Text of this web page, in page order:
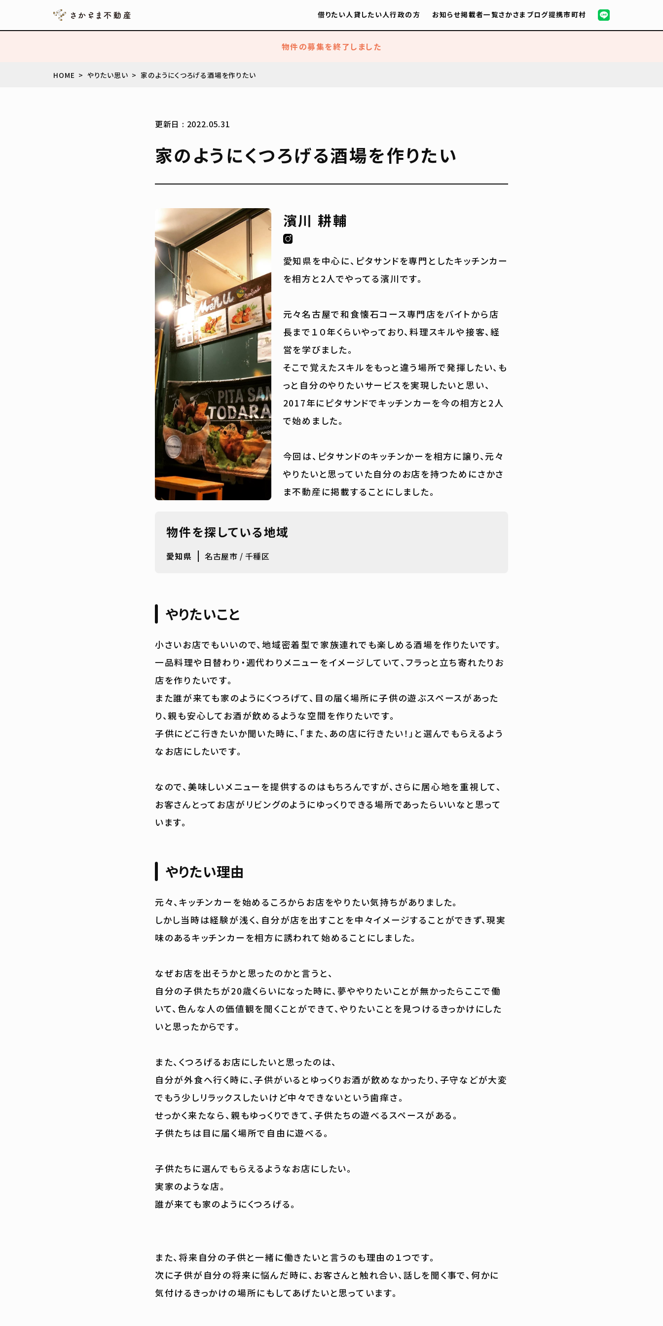
借りたい人貸したい人行政の方 お知らせ掲載者一覧さかさまブログ提携市町村
物件の募集を終了しました
HOME やりたい思い 家のようにくつろげる酒場を作りたい
更新日 : 2022.05.31
家のようにくつろげる酒場を作りたい
濱川 耕輔
愛知県を中心に、ピタサンドを専門としたキッチンカー
を相方と2人でやってる濱川です。
元々名古屋で和食懐石コース専門店をバイトから店
長まで１０年くらいやっており、料理スキルや接客、経
営を学びました。
そこで覚えたスキルをもっと違う場所で発揮したい、も
っと自分のやりたいサービスを実現したいと思い、
2017年にピタサンドでキッチンカーを今の相方と2人
で始めました。
今回は、ピタサンドのキッチンかーを相方に譲り、元々
やりたいと思っていた自分のお店を持つためにさかさ
ま不動産に掲載することにしました。
物件を探している地域
愛知県 名古屋市 千種区
やりたいこと
小さいお店でもいいので、地域密着型で家族連れでも楽しめる酒場を作りたいです。
一品料理や日替わり・週代わりメニューをイメージしていて、フラっと立ち寄れたりお
店を作りたいです。
また誰が来ても家のようにくつろげて、目の届く場所に子供の遊ぶスペースがあった
り、親も安心してお酒が飲めるような空間を作りたいです。
子供にどこ行きたいか聞いた時に、「また、あの店に行きたい！」と選んでもらえるよう
なお店にしたいです。
なので、美味しいメニューを提供するのはもちろんですが、さらに居心地を重視して、
お客さんとってお店がリビングのようにゆっくりできる場所であったらいいなと思って
います。
やりたい理由
元々、キッチンカーを始めるころからお店をやりたい気持ちがありました。
しかし当時は経験が浅く、自分が店を出すことを中々イメージすることができず、現実
味のあるキッチンカーを相方に誘われて始めることにしました。
なぜお店を出そうかと思ったのかと言うと、
自分の子供たちが20歳くらいになった時に、夢ややりたいことが無かったらここで働
いて、色んな人の価値観を聞くことができて、やりたいことを見つけるきっかけにした
いと思ったからです。
また、くつろげるお店にしたいと思ったのは、
自分が外食へ行く時に、子供がいるとゆっくりお酒が飲めなかったり、子守などが大変
でもう少しリラックスしたいけど中々できないという歯痒さ。
せっかく来たなら、親もゆっくりできて、子供たちの遊べるスペースがある。
子供たちは目に届く場所で自由に遊べる。
子供たちに選んでもらえるようなお店にしたい。
実家のような店。
誰が来ても家のようにくつろげる。
また、将来自分の子供と一緒に働きたいと言うのも理由の１つです。
次に子供が自分の将来に悩んだ時に、お客さんと触れ合い、話しを聞く事で、何かに
気付けるきっかけの場所にもしてあげたいと思っています。